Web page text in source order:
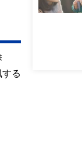
る